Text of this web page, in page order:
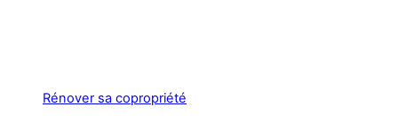
Rénover sa copropriété